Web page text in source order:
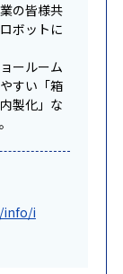
の皆様共
ボットに
ールーム
すい「箱
製化」な
info/i